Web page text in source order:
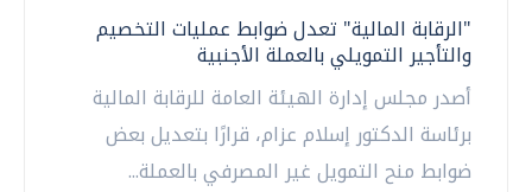
"الرقابة المالية" تعدل ضوابط عمليات التخصيم
والتأجير التمويلي بالعملة الأجنبية
أصدر مجلس إدارة الهيئة العامة للرقابة المالية
برئاسة الدكتور إسلام عزام، قرارًا بتعديل بعض
ضوابط منح التمويل غير المصرفي بالعملة...